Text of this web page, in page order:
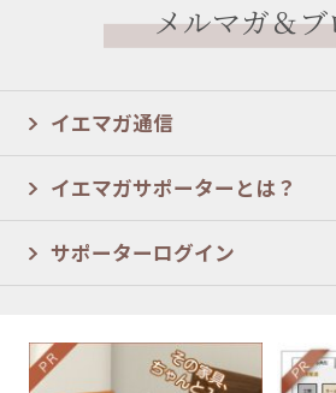
メルマガ＆ブ
イエマガ通信
イエマガサポーターとは？
サポーターログイン